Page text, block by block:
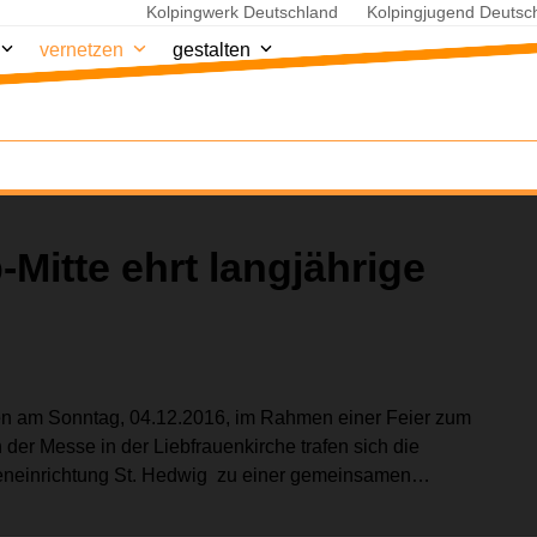
Kolpingwerk Deutschland Kolpingjugend
vernetzen gestalten
ehrt langjährige
am Sonntag, 04.12.2016, im Rahmen einer Feier zum
Messe in der Liebfrauenkirche trafen sich die
St. Hedwig zu einer gemeinsamen…